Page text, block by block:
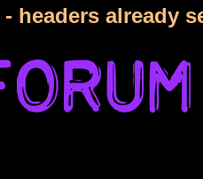
headers already